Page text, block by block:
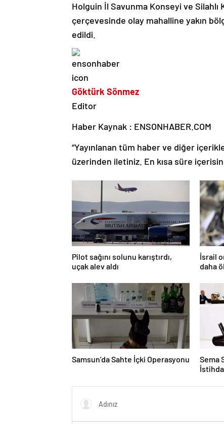
Holguin İl Savunma Konseyi ve Silahlı
çerçevesinde olay mahalline yakın
edildi.
Göktürk Sönmez
Editor
Haber Kaynak : ENSONHABER.COM
“Yayınlanan tüm haber ve diğer
üzerinden iletiniz. En kısa süre
Pilot sağını solunu karıştırdı,
uçak alev aldı
İsrail
daha
Samsun’da Sahte İçki Operasyonu
Sema